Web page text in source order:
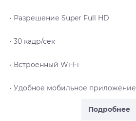
Подробнее
• Разрешение Super Full HD
• 30 кадр/сек
• Встроенный Wi-Fi
• Удобное мобильное приложение